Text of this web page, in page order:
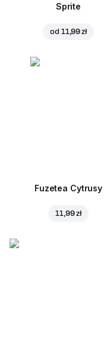
Sprite
od 11,99 zł
Fuzetea Cytrusy
11,99 zł